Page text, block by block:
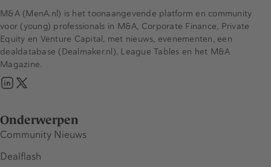
Onderwerpen
Community Nieuws
Dealflash
M&A (MenA.nl) is het toonaangevende platform en community
voor (young) professionals in M&A, Corporate Finance, Private
Equity en Venture Capital, met nieuws, evenementen, een
dealdatabase (Dealmaker.nl), League Tables en het M&A
Magazine.